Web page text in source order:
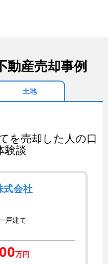
動産売却事例
土地
を売却した人の口
験談
式会社
戸建て
万円